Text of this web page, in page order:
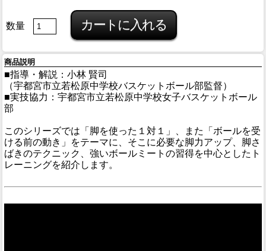
数量
商品説明
■指導・解説：小林 賢司
（宇都宮市立若松原中学校バスケットボール部監督）
■実技協力：宇都宮市立若松原中学校女子バスケットボール
部
このシリーズでは「脚を使った１対１」、また「ボールを受
ける前の動き」をテーマに、そこに必要な脚力アップ、脚さ
ばきのテクニック、強いボールミートの習得を中心としたト
レーニングを紹介します。